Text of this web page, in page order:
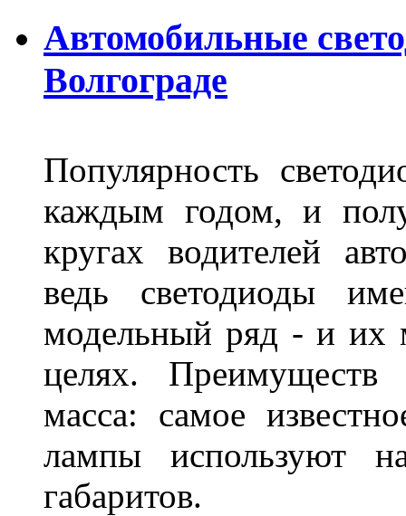
Автомобильные
Волгограде
Популярность
каждым годом, и
кругах водителей
ведь светодиоды
модельный ряд - и их
целях.
масса: самое
лампы используют
габаритов.